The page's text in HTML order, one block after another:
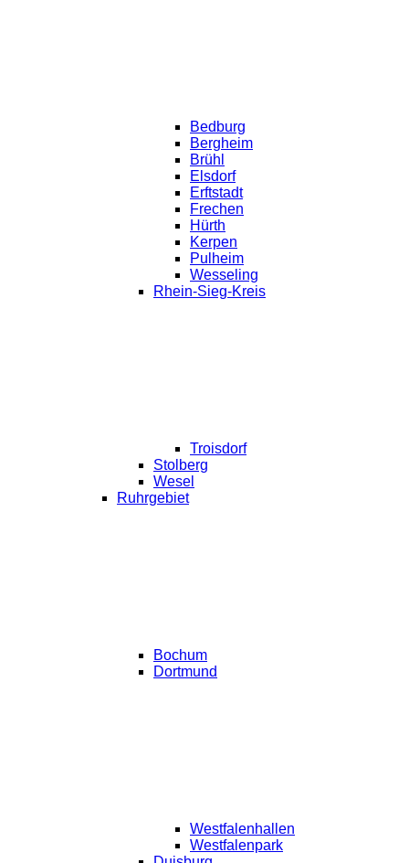
Bedburg
Bergheim
Brühl
Elsdorf
Erftstadt
Frechen
Hürth
Kerpen
Pulheim
Wesseling
Rhein-Sieg-Kreis
Troisdorf
Stolberg
Wesel
Ruhrgebiet
Bochum
Dortmund
Westfalenhallen
Westfalenpark